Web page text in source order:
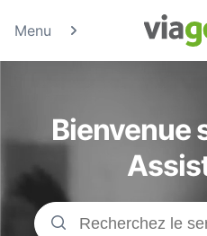
Menu
Bienvenue